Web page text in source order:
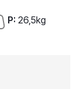
P: 26,5kg